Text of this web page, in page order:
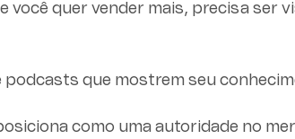
você quer vender mais, precisa ser
que mostrem seu
como uma autoridade no